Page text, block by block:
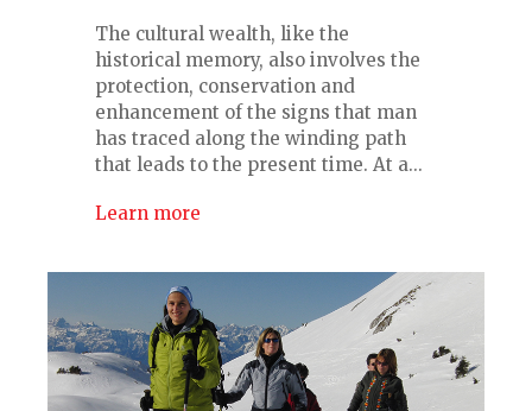
The cultural wealth, like the
historical memory, also involves the
protection, conservation and
enhancement of the signs that man
has traced along the winding path
that leads to the present time. At a...
Learn more